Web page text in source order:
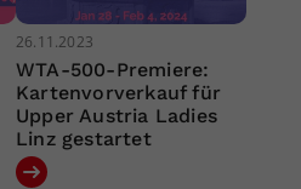
26.11.2023
WTA-500-Premiere:
Kartenvorverkauf für
Upper Austria Ladies
Linz gestartet